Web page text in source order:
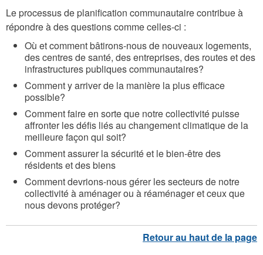
Le processus de planification communautaire contribue à
répondre à des questions comme celles-ci :
Où et comment bâtirons-nous de nouveaux logements,
des centres de santé, des entreprises, des routes et des
infrastructures publiques communautaires?
Comment y arriver de la manière la plus efficace
possible?
Comment faire en sorte que notre collectivité puisse
affronter les défis liés au changement climatique de la
meilleure façon qui soit?
Comment assurer la sécurité et le bien-être des
résidents et des biens
Comment devrions-nous gérer les secteurs de notre
collectivité à aménager ou à réaménager et ceux que
nous devons protéger?